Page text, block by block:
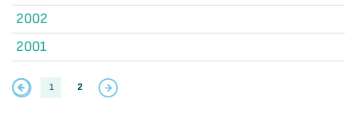
2002
2001
1 2